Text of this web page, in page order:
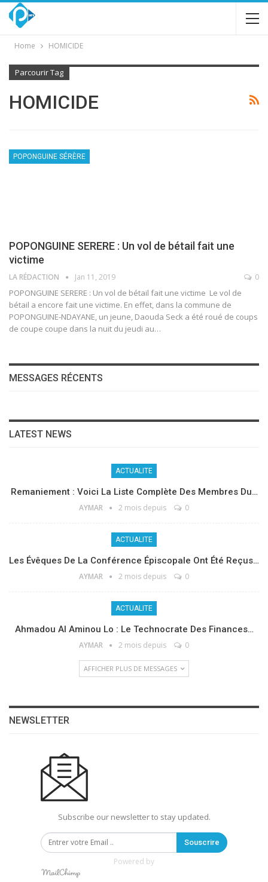
Home HOMICIDE
Parcourir Tag
HOMICIDE
POPONGUINE SÉRÈRE
POPONGUINE SERERE : Un vol de bétail fait une
victime
LA RÉDACTION Jan 11, 2019 0
POPONGUINE SERERE : Un vol de bétail fait une victime Le vol de
bétail a encore fait une victime. En effet, dans la commune de
POPONGUINE-NDAYANE, un jeune, Daouda Seck a été roué de coups
de coupe coupe dans la nuit du jeudi au…
MESSAGES RÉCENTS
LATEST NEWS
ACTUALITE
Remaniement : Voici La Liste Complète Des Membres Du…
AYMAR 2 mois depuis 0
ACTUALITE
Les Évêques De La Conférence Épiscopale Ont Été Reçus…
AYMAR 2 mois depuis 0
ACTUALITE
Ahmadou Al Aminou Lo : Le Technocrate Des Finances…
AYMAR 2 mois depuis 0
AFFICHER PLUS DE MESSAGES
NEWSLETTER
Subscribe our newsletter to stay updated.
Souscrire
Powered by